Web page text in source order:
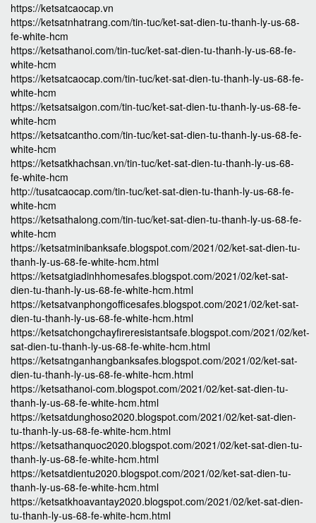
https://ketsatcaocap.vn
https://ketsatnhatrang.com/tin-tuc/ket-sat-dien-tu-thanh-ly-us-68-
fe-white-hcm
https://ketsathanoi.com/tin-tuc/ket-sat-dien-tu-thanh-ly-us-68-fe-
white-hcm
https://ketsatcaocap.com/tin-tuc/ket-sat-dien-tu-thanh-ly-us-68-fe-
white-hcm
https://ketsatsaigon.com/tin-tuc/ket-sat-dien-tu-thanh-ly-us-68-fe-
white-hcm
https://ketsatcantho.com/tin-tuc/ket-sat-dien-tu-thanh-ly-us-68-fe-
white-hcm
https://ketsatkhachsan.vn/tin-tuc/ket-sat-dien-tu-thanh-ly-us-68-
fe-white-hcm
http://tusatcaocap.com/tin-tuc/ket-sat-dien-tu-thanh-ly-us-68-fe-
white-hcm
https://ketsathalong.com/tin-tuc/ket-sat-dien-tu-thanh-ly-us-68-fe-
white-hcm
https://ketsatminibanksafe.blogspot.com/2021/02/ket-sat-dien-tu-
thanh-ly-us-68-fe-white-hcm.html
https://ketsatgiadinhhomesafes.blogspot.com/2021/02/ket-sat-
dien-tu-thanh-ly-us-68-fe-white-hcm.html
https://ketsatvanphongofficesafes.blogspot.com/2021/02/ket-sat-
dien-tu-thanh-ly-us-68-fe-white-hcm.html
https://ketsatchongchayfireresistantsafe.blogspot.com/2021/02/ket-
sat-dien-tu-thanh-ly-us-68-fe-white-hcm.html
https://ketsatnganhangbanksafes.blogspot.com/2021/02/ket-sat-
dien-tu-thanh-ly-us-68-fe-white-hcm.html
https://ketsathanoi-com.blogspot.com/2021/02/ket-sat-dien-tu-
thanh-ly-us-68-fe-white-hcm.html
https://ketsatdunghoso2020.blogspot.com/2021/02/ket-sat-dien-
tu-thanh-ly-us-68-fe-white-hcm.html
https://ketsathanquoc2020.blogspot.com/2021/02/ket-sat-dien-tu-
thanh-ly-us-68-fe-white-hcm.html
https://ketsatdientu2020.blogspot.com/2021/02/ket-sat-dien-tu-
thanh-ly-us-68-fe-white-hcm.html
https://ketsatkhoavantay2020.blogspot.com/2021/02/ket-sat-dien-
tu-thanh-ly-us-68-fe-white-hcm.html